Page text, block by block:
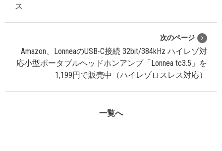
ス
次のページ
Amazon、LonneaのUSB-C接続 32bit/384kHz ハイレゾ対
応小型ポータブルヘッドホンアンプ「Lonnea tc3.5」を
1,199円で販売中（ハイレゾロスレス対応）
一覧へ